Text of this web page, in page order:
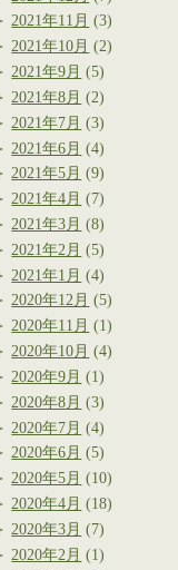
2021年11月 (3)
2021年10月 (2)
2021年9月 (5)
2021年8月 (2)
2021年7月 (3)
2021年6月 (4)
2021年5月 (9)
2021年4月 (7)
2021年3月 (8)
2021年2月 (5)
2021年1月 (4)
2020年12月 (5)
2020年11月 (1)
2020年10月 (4)
2020年9月 (1)
2020年8月 (3)
2020年7月 (4)
2020年6月 (5)
2020年5月 (10)
2020年4月 (18)
2020年3月 (7)
2020年2月 (1)